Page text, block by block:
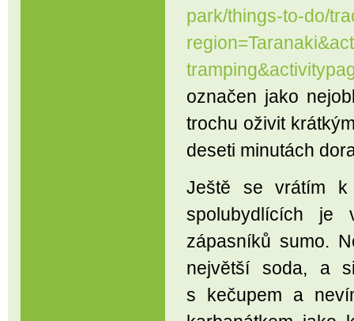
park/things-to-do/
označen jako
trochu oživit
deseti minutách
Ještě se vrátím k
spolubydlících je
zápasníků sumo.
největší soda, a
s kečupem a